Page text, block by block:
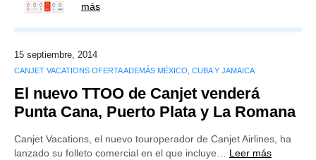
más
15 septiembre, 2014
CANJET VACATIONS OFERTA ADEMÁS MÉXICO, CUBA Y JAMAICA
El nuevo TTOO de Canjet venderá
Punta Cana, Puerto Plata y La Romana
Canjet Vacations, el nuevo touroperador de Canjet Airlines, ha
lanzado su folleto comercial en el que incluye… Leer más